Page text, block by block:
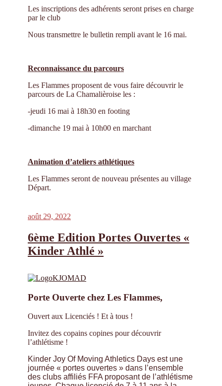
Les inscriptions des adhérents seront prises en charge
par le club
Nous transmettre le bulletin rempli avant le 16 mai.
Reconnaissance du parcours
Les Flammes proposent de vous faire découvrir le
parcours de La Chamalièroise les :
-jeudi 16 mai à 18h30 en footing
-dimanche 19 mai à 10h00 en marchant
Animation d’ateliers athlétiques
Les Flammes seront de nouveau présentes au village
Départ.
Publié
août 29, 2022
6ème Edition Portes Ouvertes «
Kinder Athlé »
Porte Ouverte chez Les Flammes,
Ouvert aux Licenciés ! Et à tous !
Invitez des copains copines pour découvrir
l’athlétisme !
Kinder Joy Of Moving Athletics Days est une
journée « portes ouvertes » dans l’ensemble
des clubs affiliés FFA proposant de l’athlétisme